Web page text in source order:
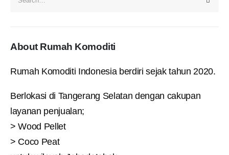
About Rumah Komoditi
Rumah Komoditi Indonesia berdiri sejak tahun 2020.
Berlokasi di Tangerang Selatan dengan cakupan
layanan penjualan;
> Wood Pellet
> Coco Peat